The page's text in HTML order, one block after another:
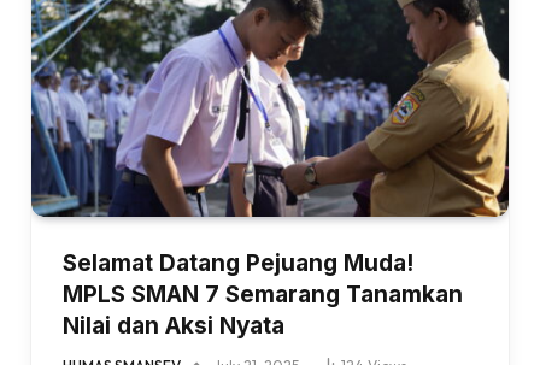
Selamat Datang Pejuang Muda!
MPLS SMAN 7 Semarang Tanamkan
Nilai dan Aksi Nyata